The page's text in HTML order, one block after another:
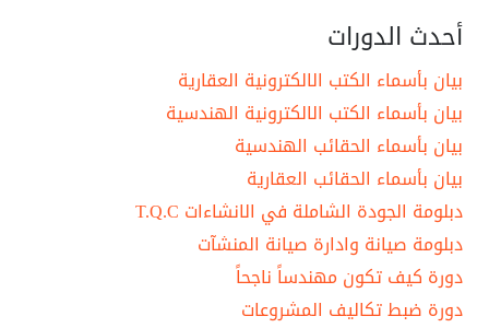
أحدث الدورات
بيان بأسماء الكتب الالكترونية العقارية
بيان بأسماء الكتب الالكترونية الهندسية
بيان بأسماء الحقائب الهندسية
بيان بأسماء الحقائب العقارية
دبلومة الجودة الشاملة في الانشاءات T.Q.C
دبلومة صيانة وادارة صيانة المنشآت
دورة كيف تكون مهندساً ناجحاً
دورة ضبط تكاليف المشروعات